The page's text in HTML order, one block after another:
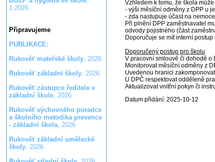
1.2026
Připravujeme
PUBLIKACE:
Rukověť mateřské školy, 2026
Rukověť základní školy, 2026
Rukověť zástupce ředitele v
základní škole, 2026
Rukověť výchovného poradce
a školního metodika prevence
- základní škola, 2026
Rukověť základní umělecké
školy, 2026
Vzhledem k tomu, že škola
- výši měsíční odměny z DPP u
- zda nastupuje účast na
Při plnění DPP zaměstnavatel
odvody pojistného (část
Doporučuje se mít interní
Doporučený postup pro školu
V pracovní smlouvě či dohodě o
Monitorovat měsíční odměny z
Uvedenou hranici
U DPČ respektovat odděleně
Aktualizovat vnitřní pokyn či
Datum přidání: 2025-10-12